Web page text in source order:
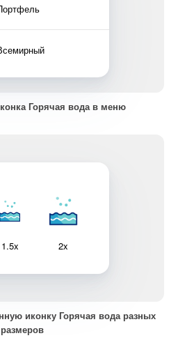
Горячая вода в меню
1.5x 2x
иконку Горячая вода разных
размеров